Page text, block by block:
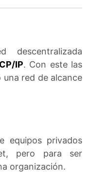
descentralizada
IP. Con este las
red de alcance
equipos privados
pero para ser
organización.